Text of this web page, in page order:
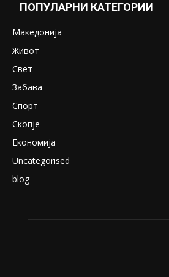
ПОПУЛАРНИ КАТЕГОРИИ
Македонија
Живот
Свет
Забава
Спорт
Скопје
Економија
Uncategorised
blog